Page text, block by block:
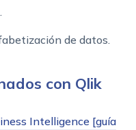
de datos.
con Qlik
Intelligence [guía